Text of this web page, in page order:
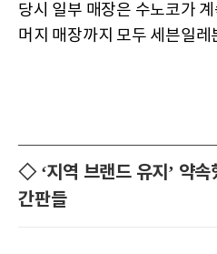
당시 일부 매장은 수노코가
머지 매장까지 모두 세븐일레
◇ ‘지역 브랜드 유지’ 약
간판들